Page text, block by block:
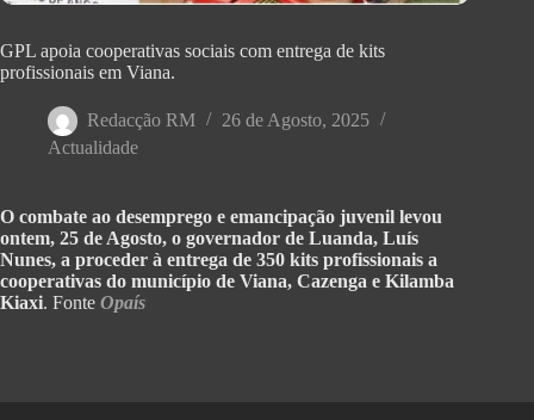
GPL apoia cooperativas sociais com entrega de kits
profissionais em Viana.
Redacção RM
26 de Agosto, 2025
Actualidade
O combate ao desemprego e emancipação juvenil levou
ontem, 25 de Agosto, o governador de Luanda, Luís
Nunes, a proceder à entrega de 350 kits profissionais a
cooperativas do município de Viana, Cazenga e Kilamba
Kiaxi. Fonte Opaís